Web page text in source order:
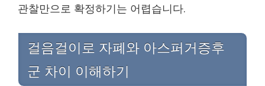
관찰만으로 확정하기는 어렵습니다.
걸음걸이로 자폐와 아스퍼거증후
군 차이 이해하기